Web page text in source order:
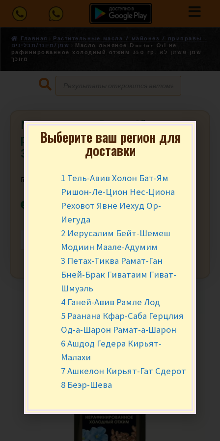
Главная
Растительные масла / майонез / приправы -
שמן/מיונז/תבלינים
Масло льняное Doctor Oil не
рафинированное холодный отжим 350 гр. שמן פשתן לא
מזוכך
Масло льняное Doctor Oil не
рафинированное холодный отжим
350 гр. שמן פשתן לא מזוכך
₪ 43.90 за шт.
В наличии
+
Выберите ваш регион для
доставки
1 Тель-Авив Холон Бат-Ям
Ришон-Ле-Цион Нес-Циона
Реховот Явне Иехуд Ор-
Иегуда
2 Иерусалим Бейт-Шемеш
Модиин Маале-Адумим
3 Петах-Тиква Рамат-Ган
Бней-Брак Гиватаим Гиват-
Шмуэль
4 Ганей-Авив Рамле Лод
5 Раанана Кфар-Саба Герцлия
Од-а-Шарон Рамат-а-Шарон
6 Ашдод Гедера Кирьят-
Малахи
7 Ашкелон Кирьят-Гат Сдерот
8 Беэр-Шева